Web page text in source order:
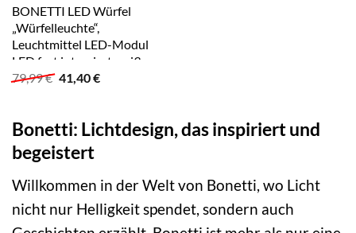
BONETTI LED Würfel
„Würfelleuchte“,
Leuchtmittel LED-Modul
LED fest integriert weiß
79,99€ Ursprünglicher
Preis
41,40€Aktueller
Bonetti: Lichtdesign, das inspiriert und
begeistert
Willkommen in der Welt von Bonetti, wo Licht
nicht nur Helligkeit spendet, sondern auch